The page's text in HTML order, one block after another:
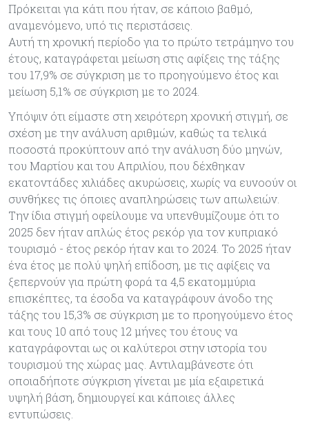
Πρόκειται για κάτι που ήταν, σε κάποιο βαθμό,
αναμενόμενο, υπό τις περιστάσεις.
Αυτή τη χρονική περίοδο για το πρώτο τετράμηνο του
έτους, καταγράφεται μείωση στις αφίξεις της τάξης
του 17,9% σε σύγκριση με το προηγούμενο έτος και
μείωση 5,1% σε σύγκριση με το 2024.
Υπόψιν ότι είμαστε στη χειρότερη χρονική στιγμή, σε
σχέση με την ανάλυση αριθμών, καθώς τα τελικά
ποσοστά προκύπτουν από την ανάλυση δύο μηνών,
του Μαρτίου και του Απριλίου, που δέχθηκαν
εκατοντάδες χιλιάδες ακυρώσεις, χωρίς να ευνοούν οι
συνθήκες τις όποιες αναπληρώσεις των απωλειών.
Την ίδια στιγμή οφείλουμε να υπενθυμίζουμε ότι το
2025 δεν ήταν απλώς έτος ρεκόρ για τον κυπριακό
τουρισμό - έτος ρεκόρ ήταν και το 2024. Το 2025 ήταν
ένα έτος με πολύ ψηλή επίδοση, με τις αφίξεις να
ξεπερνούν για πρώτη φορά τα 4,5 εκατομμύρια
επισκέπτες, τα έσοδα να καταγράφουν άνοδο της
τάξης του 15,3% σε σύγκριση με το προηγούμενο έτος
και τους 10 από τους 12 μήνες του έτους να
καταγράφονται ως οι καλύτεροι στην ιστορία του
τουρισμού της χώρας μας. Αντιλαμβάνεστε ότι
οποιαδήποτε σύγκριση γίνεται με μία εξαιρετικά
υψηλή βάση, δημιουργεί και κάποιες άλλες
εντυπώσεις.